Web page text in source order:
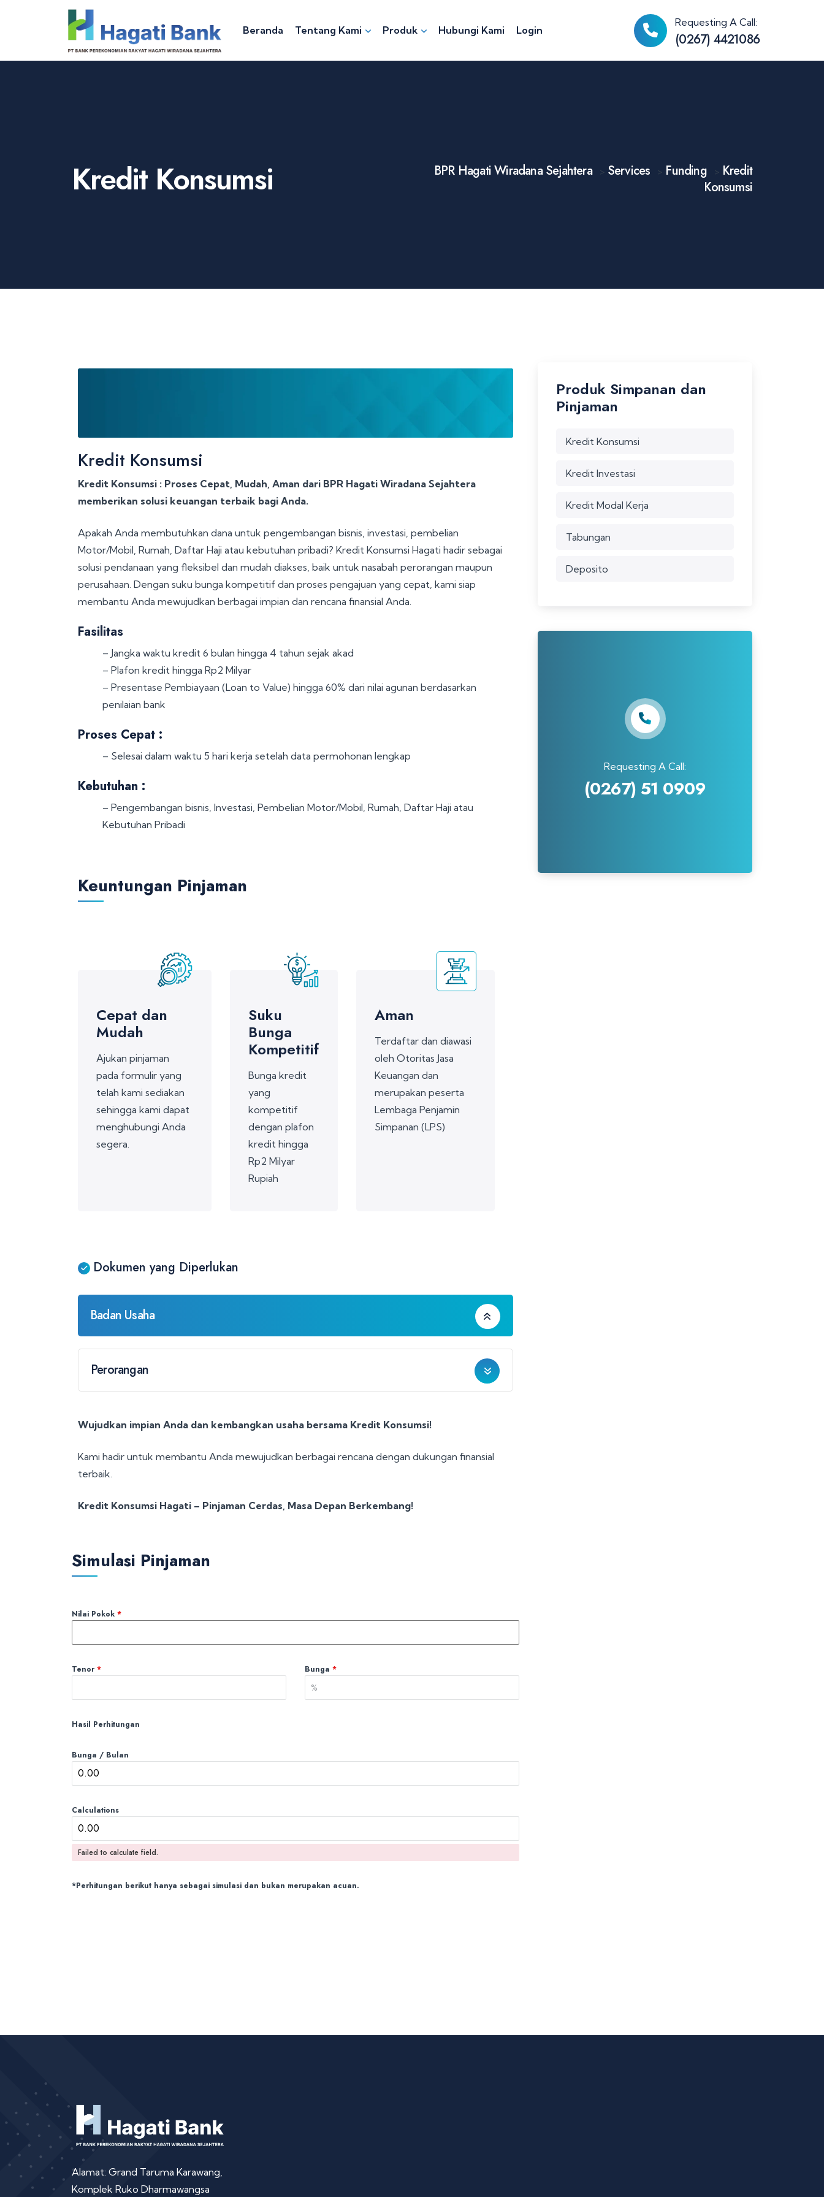
Beranda Tentang Kami Produk Hubungi Kami Login
Requesting A Call:
(0267) 4421086
Kredit Konsumsi BPR Hagati Wiradana Sejahtera > Services > Funding > Kredit
Konsumsi
Kredit Konsumsi
Kredit Konsumsi : Proses Cepat, Mudah, Aman dari BPR Hagati Wiradana Sejahtera
memberikan solusi keuangan terbaik bagi Anda.
Apakah Anda membutuhkan dana untuk pengembangan bisnis, investasi, pembelian
Motor/Mobil, Rumah, Daftar Haji atau kebutuhan pribadi? Kredit Konsumsi Hagati hadir sebagai
solusi pendanaan yang fleksibel dan mudah diakses, baik untuk nasabah perorangan maupun
perusahaan. Dengan suku bunga kompetitif dan proses pengajuan yang cepat, kami siap
membantu Anda mewujudkan berbagai impian dan rencana finansial Anda.
Fasilitas
– Jangka waktu kredit 6 bulan hingga 4 tahun sejak akad
– Plafon kredit hingga Rp2 Milyar
– Presentase Pembiayaan (Loan to Value) hingga 60% dari nilai agunan berdasarkan
penilaian bank
Proses Cepat :
– Selesai dalam waktu 5 hari kerja setelah data permohonan lengkap
Kebutuhan :
– Pengembangan bisnis, Investasi, Pembelian Motor/Mobil, Rumah, Daftar Haji atau
Kebutuhan Pribadi
Keuntungan Pinjaman
Cepat dan
Mudah
Ajukan pinjaman
pada formulir yang
telah kami sediakan
sehingga kami dapat
menghubungi Anda
segera.
Suku
Bunga
Kompetitif
Bunga kredit
yang
kompetitif
dengan plafon
kredit hingga
Rp2 Milyar
Rupiah
Aman
Terdaftar dan diawasi
oleh Otoritas Jasa
Keuangan dan
merupakan peserta
Lembaga Penjamin
Simpanan (LPS)
Dokumen yang Diperlukan
Badan Usaha
Perorangan
Wujudkan impian Anda dan kembangkan usaha bersama Kredit Konsumsi!
Kami hadir untuk membantu Anda mewujudkan berbagai rencana dengan dukungan finansial
terbaik.
Kredit Konsumsi Hagati – Pinjaman Cerdas, Masa Depan Berkembang!
Simulasi Pinjaman
Nilai Pokok *
Tenor * Bunga *
Hasil Perhitungan
Bunga / Bulan
Calculations
Failed to calculate field.
*Perhitungan berikut hanya sebagai simulasi dan bukan merupakan acuan.
Produk Simpanan dan
Pinjaman
Kredit Konsumsi
Kredit Investasi
Kredit Modal Kerja
Tabungan
Deposito
Requesting A Call:
(0267) 51 0909
Alamat: Grand Taruma Karawang,
Komplek Ruko Dharmawangsa